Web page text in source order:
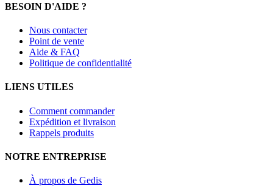
BESOIN D'AIDE ?
Nous contacter
Point de vente
Aide & FAQ
Politique de confidentialité
LIENS UTILES
Comment commander
Expédition et livraison
Rappels produits
NOTRE ENTREPRISE
À propos de Gedis